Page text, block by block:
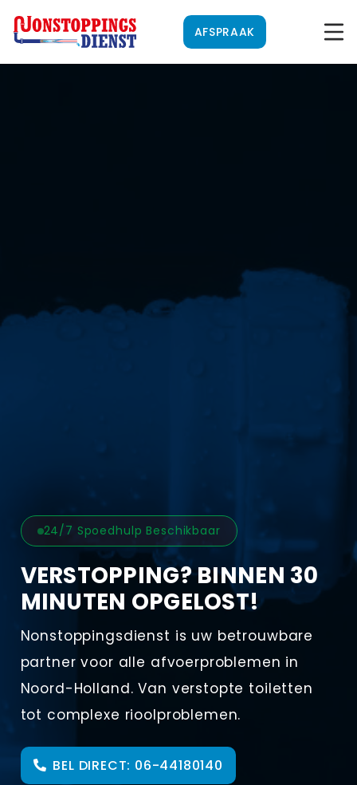
AFSPRAAK
24/7 Spoedhulp Beschikbaar
VERSTOPPING? BINNEN 30
MINUTEN OPGELOST!
Nonstoppingsdienst is uw betrouwbare
partner voor alle afvoerproblemen in
Noord-Holland. Van verstopte toiletten
tot complexe rioolproblemen.
BEL DIRECT: 06-44180140